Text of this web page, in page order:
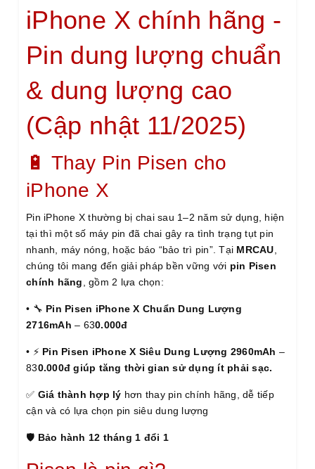
iPhone X chính hãng -
Pin dung lượng chuẩn
& dung lượng cao
(Cập nhật 11/2025)
🔋 Thay Pin Pisen cho
iPhone X
Pin iPhone X thường bị chai sau 1–2 năm sử dụng, hiện
tại thì một số máy pin đã chai gây ra tình trạng tụt pin
nhanh, máy nóng, hoặc báo “bảo trì pin”. Tại MRCAU
chúng tôi mang đến giải pháp bền vững với pin Pisen
chính hãng , gồm 2 lựa chọn:
• 🔧 Pin Pisen iPhone X Chuẩn Dung Lượng
2716mAh – 630.000đ
• ⚡ Pin Pisen iPhone X Siêu Dung Lượng 2960mAh –
830.000đ giúp tăng thời gian sử dụng ít phải sạc.
✅ Giá thành hợp lý hơn thay pin chính hãng, dễ tiếp
cận và có lựa chọn pin siêu dung lượng
🛡 Bảo hành 12 tháng 1 đổi 1